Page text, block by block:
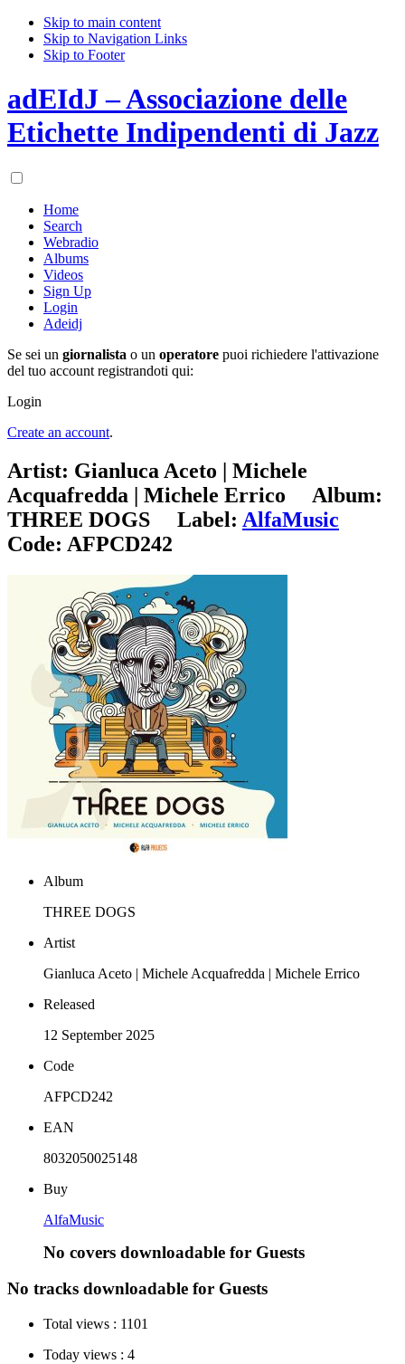
Skip to main content
Skip to Navigation Links
Skip to Footer
adEIdJ – Associazione delle
Etichette Indipendenti di Jazz
Home
Search
Webradio
Albums
Videos
Sign Up
Login
Adeidj
Se sei un giornalista o un operatore puoi richiedere l'attivazione
del tuo account registrandoti qui:
Login
Create an account.
Artist: Gianluca Aceto | Michele
Acquafredda | Michele Errico Album:
THREE DOGS Label: AlfaMusic
Code: AFPCD242
Album
THREE DOGS
Artist
Gianluca Aceto | Michele Acquafredda | Michele Errico
Released
12 September 2025
Code
AFPCD242
EAN
8032050025148
Buy
AlfaMusic
No covers downloadable for Guests
No tracks downloadable for Guests
Total views : 1101
Today views : 4